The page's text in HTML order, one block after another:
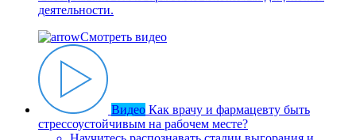
деятельности.
Смотреть видео
Видео Как врачу и фармацевту быть
стрессоустойчивым на рабочем месте?